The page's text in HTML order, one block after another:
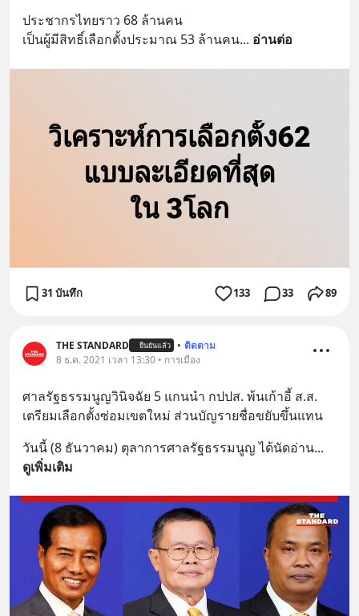
ประชากรไทยราว 68 ล้านคน
เป็นผู้มีสิทธิ์เลือกตั้งประมาณ 53 ล้านคน... อ่านต่อ
31 บันทึก 133 33 89
THE STANDARD ยืนยันแล้ว • ติดตาม
8 ธ.ค. 2021 เวลา 13:30 • การเมือง
ศาลรัฐธรรมนูญวินิจฉัย 5 แกนนำ กปปส. พ้นเก้าอี้ ส.ส.
เตรียมเลือกตั้งซ่อมเขตใหม่ ส่วนบัญรายชื่อขยับขึ้นแทน
วันนี้ (8 ธันวาคม) ตุลาการศาลรัฐธรรมนูญ ได้นัดอ่าน...
ดูเพิ่มเติม